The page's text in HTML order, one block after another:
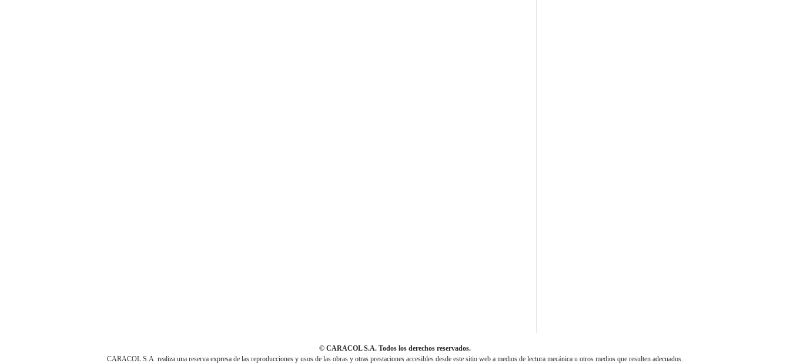
© CARACOL S.A. Todos los derechos reservados.
CARACOL S.A. realiza una reserva expresa de las reproducciones y usos de las obras y otras prestaciones accesibles desde este sitio web a medios de lectura mecánica u otros medios que resulten adecuados.